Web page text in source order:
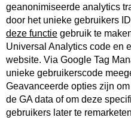
geanonimiseerde analytics
deze functie gebruik te
Universal Analytics code en
website. Via Google Tag
unieke gebruikerscode
Geavanceerde opties zijn
de GA data of om deze
gebruikers later te remarketen